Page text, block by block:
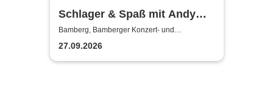
Schlager & Spaß mit Andy
Borg und Gästen
Bamberg, Bamberger Konzert- und
Kongresshalle
27.09.2026